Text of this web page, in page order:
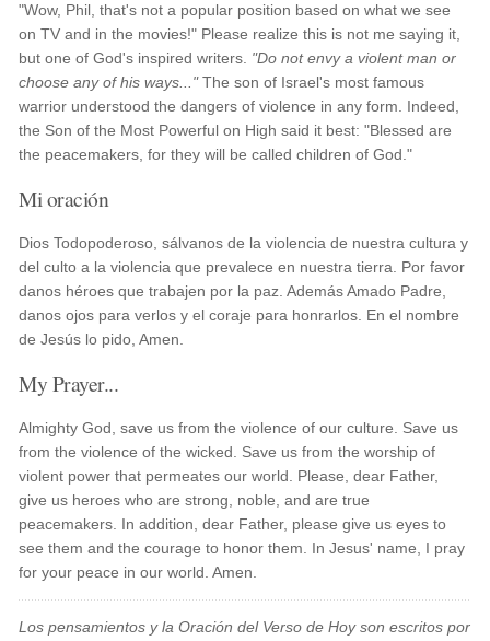
"Wow, Phil, that's not a popular position based on what we see
on TV and in the movies!" Please realize this is not me saying it,
but one of God's inspired writers. "Do not envy a violent man or
choose any of his ways..."The son of Israel's most famous
warrior understood the dangers of violence in any form. Indeed,
the Son of the Most Powerful on High said it best: "Blessed are
the peacemakers, for they will be called children of God."
Mi oración
Dios Todopoderoso, sálvanos de la violencia de nuestra cultura y
del culto a la violencia que prevalece en nuestra tierra. Por favor
danos héroes que trabajen por la paz. Además Amado Padre,
danos ojos para verlos y el coraje para honrarlos. En el nombre
de Jesús lo pido, Amen.
My Prayer...
Almighty God, save us from the violence of our culture. Save us
from the violence of the wicked. Save us from the worship of
violent power that permeates our world. Please, dear Father,
give us heroes who are strong, noble, and are true
peacemakers. In addition, dear Father, please give us eyes to
see them and the courage to honor them. In Jesus' name, I pray
for your peace in our world. Amen.
Los pensamientos y la Oración del Verso de Hoy son escritos por